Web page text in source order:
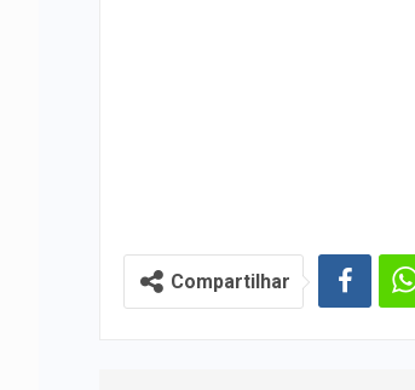
Compartilhar